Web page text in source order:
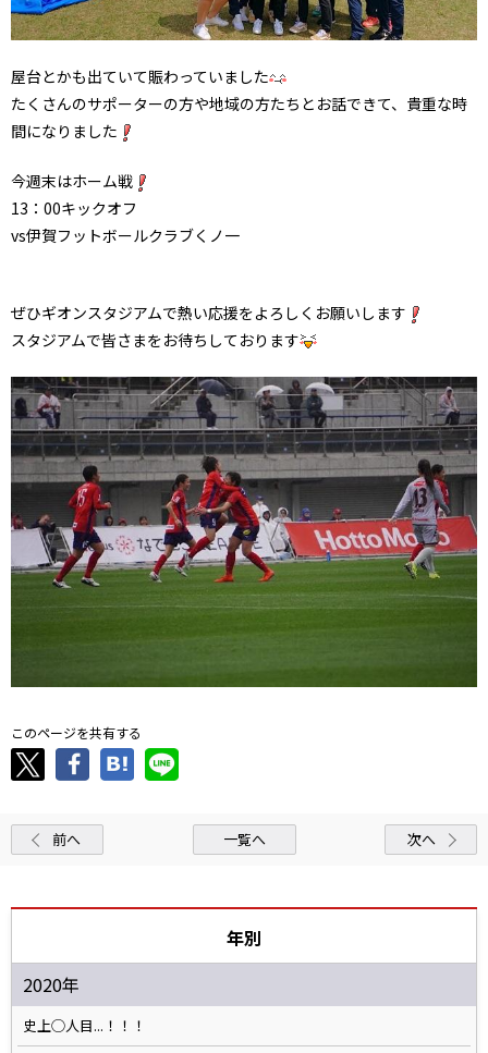
屋台とかも出ていて賑わっていました
たくさんのサポーターの方や地域の方たちとお話できて、貴重な時
間になりました
今週末はホーム戦
13：00キックオフ
vs伊賀フットボールクラブくノ一
ぜひギオンスタジアムで熱い応援をよろしくお願いします
スタジアムで皆さまをお待ちしております
このページを共有する
前へ 一覧へ 次へ
年別
2020年
史上◯人目...！！！